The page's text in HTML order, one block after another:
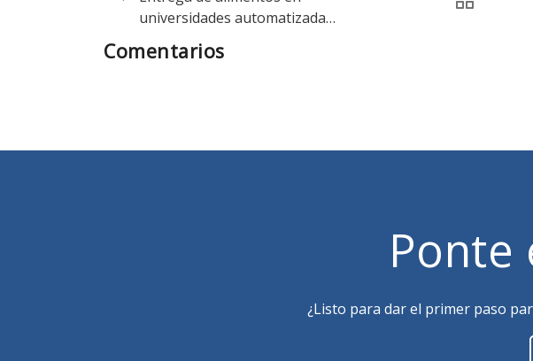
universidades automatizada…
Comentarios
Ponte
¿Listo para dar el primer paso